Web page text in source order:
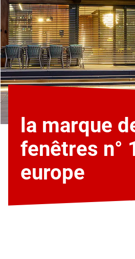
la marque
fenêtres n°
europe